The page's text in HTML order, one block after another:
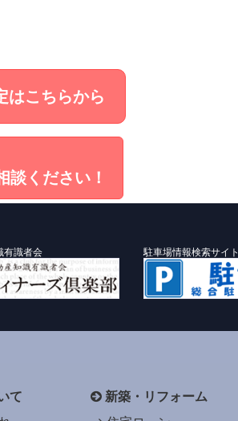
はこちらから
談ください！
有識者会 駐車場情報検索サイト
て
新築・リフォーム